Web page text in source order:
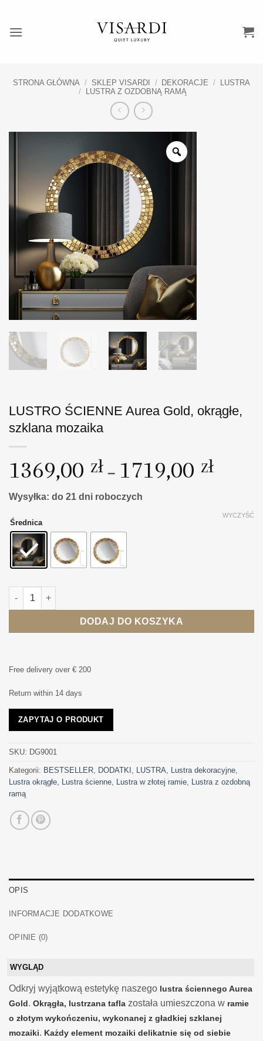
zawartości
STRONA GŁÓWNA / SKLEP VISARDI / DEKORACJE /
LUSTRA
/
LUSTRA Z OZDOBNĄ RAMĄ
LUSTRO ŚCIENNE Aurea Gold, okrągłe,
szklana mozaika
1369,00 zł – 1719,00 złZakres
cen:
do
Wysyłka: do 21 dni roboczych
Średnica
WYCZYŚĆ
ilość LUSTRO ŚCIENNE Aurea Gold, okrągłe, szklana mozaika
DODAJ DO KOSZYKA
Free delivery over € 200
Return within 14 days
ZAPYTAJ O PRODUKT
SKU: DG9001
Kategorii: BESTSELLER DODATKI LUSTRA Lustra dekoracyjne
Lustra okrągłe Lustra ścienne Lustra w złotej ramie Lustra z ozdobną
ramą
OPIS
INFORMACJE DODATKOWE
OPINIE (0)
WYGLĄD
Odkryj wyjątkową estetykę naszego lustra ściennego Aurea
Gold. Okrągła, lustrzana tafla została umieszczona w ramie
o złotym wykończeniu, wykonanej z gładkiej szklanej
mozaiki. Każdy element mozaiki delikatnie się od siebie